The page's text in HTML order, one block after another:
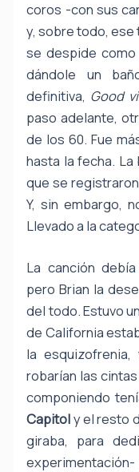
coros -con sus
y, sobre todo, ese
se despide
dándole un
definitiva, Good
paso adelante,
de los 60. Fue
hasta la fecha. La
que se
Y, sin embargo,
Llevado a la
La canción
pero Brian la
del todo. Estuvo
de California
la
robarían las
componiendo
Capitoly el resto
giraba, para